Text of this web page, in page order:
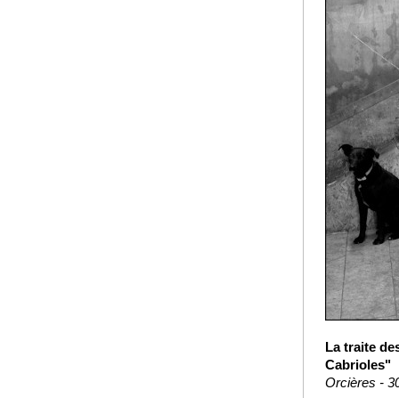
La traite
Cabrioles"
Orcières -